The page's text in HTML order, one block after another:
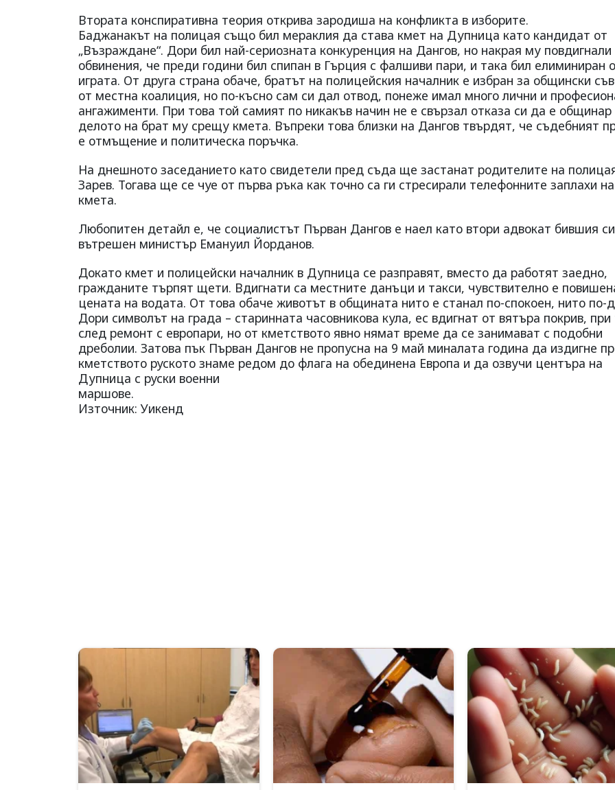
Втората конспиративна теория открива зародиша на конфликта в изборите.
Баджанакът на полицая също бил мераклия да става кмет на Дупница като кандидат от
„Възраждане“. Дори бил най-сериозната конкуренция на Дангов, но накрая му повдигнали
обвинения, че преди години бил спипан в Гърция с фалшиви пари, и така бил елиминиран
играта. От друга страна обаче, братът на полицейския началник е избран за общински
от местна коалиция, но по-късно сам си дал отвод, понеже имал много лични и
ангажименти. При това той самият по никакъв начин не е свързал отказа си да е общинар
делото на брат му срещу кмета. Въпреки това близки на Дангов твърдят, че съдебният
е отмъщение и политическа поръчка.
На днешното заседанието като свидетели пред съда ще застанат родителите на
Зарев. Тогава ще се чуе от първа ръка как точно са ги стресирали телефонните заплахи на
кмета.
Любопитен детайл е, че социалистът Първан Дангов е наел като втори адвокат бившия си
вътрешен министър Емануил Йорданов.
Докато кмет и полицейски началник в Дупница се разправят, вместо да работят заедно,
гражданите търпят щети. Вдигнати са местните данъци и такси, чувствително е
цената на водата. От това обаче животът в общината нито е станал по-спокоен, нито по-
Дори символът на града – старинната часовникова кула, ес вдигнат от вятъра покрив, при
след ремонт с европари, но от кметството явно нямат време да се занимават с подобни
дреболии. Затова пък Първан Дангов не пропусна на 9 май миналата година да издигне
кметството руското знаме редом до флага на обединена Европа и да озвучи центъра на
Дупница с руски военни
маршове.
Източник: Уикенд